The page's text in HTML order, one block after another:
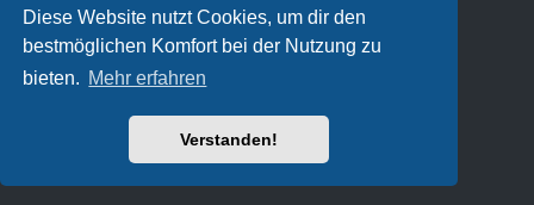
Diese Website nutzt Cookies, um dir den
bestmöglichen Komfort bei der Nutzung zu
bieten. Mehr erfahren
Verstanden!